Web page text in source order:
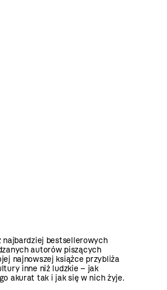
najbardziej bestsellerowych
autorów piszących
najnowszej książce przybliża
inne niż ludzkie – jak
akurat tak i jak się w nich żyje.